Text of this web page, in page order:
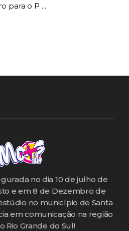
para o P ...
no dia 10 de julho de
e em 8 de Dezembro de
no município de Santa
em comunicação na região
Rio Grande do Sul!